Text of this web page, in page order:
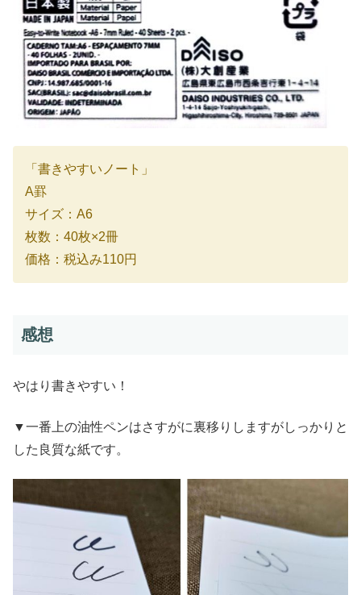
「書きやすいノート」
A罫
サイズ：A6
枚数：40枚×2冊
価格：税込み110円
感想
やはり書きやすい！
▼一番上の油性ペンはさすがに裏移りしますがしっかりと
した良質な紙です。